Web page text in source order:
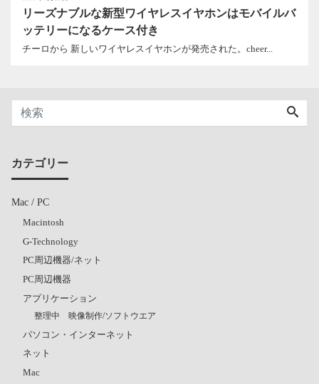
リーズナブルな新型ワイヤレスイヤホンはモバイルバ
ッテリーになるケース付き
チーロから 新しいワイヤレスイヤホンが発売された。cheer...
カテゴリー
Mac / PC
Macintosh
G-Technology
PC周辺機器/ネット
PC周辺機器
アプリケーション
整理中 映像制作/ソフトウエア
パソコン・インターネット
ネット
Mac